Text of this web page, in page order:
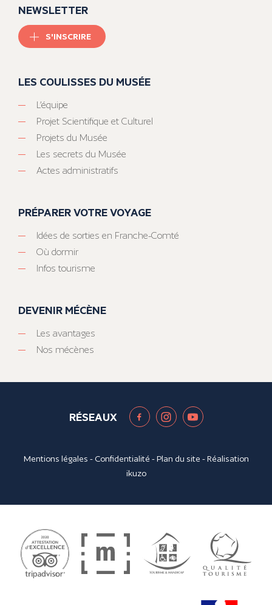
NEWSLETTER
S'INSCRIRE
LES COULISSES DU MUSÉE
L’équipe
Projet Scientifique et Culturel
Projets du Musée
Les secrets du Musée
Actes administratifs
PRÉPARER VOTRE VOYAGE
Idées de sorties en Franche-Comté
Où dormir
Infos tourisme
DEVENIR MÉCÈNE
Les avantages
Nos mécènes
RÉSEAUX
Mentions légales - Confidentialité -Plan du site - Réalisation
ikuzo